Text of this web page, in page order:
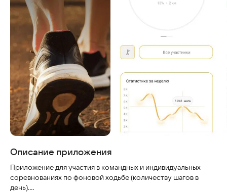
Описание приложения
Приложение для участия в командных и индивидуальных
соревнованиях по фоновой ходьбе (количеству шагов в
день).